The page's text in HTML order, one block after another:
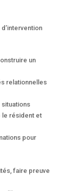
un
relationnelles
situations
le résident et
pour
faire preuve